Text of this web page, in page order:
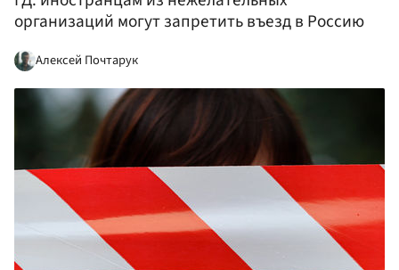
организаций могут запретить въезд в Россию
Алексей Почтарук